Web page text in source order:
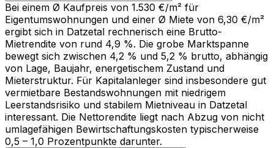
Bei einem Ø Kaufpreis von 1.530 €/m² für
Eigentumswohnungen und einer Ø Miete von 6,30 €/m²
ergibt sich in Datzetal rechnerisch eine Brutto-
Mietrendite von rund 4,9 %. Die grobe Marktspanne
bewegt sich zwischen 4,2 % und 5,2 % brutto, abhängig
von Lage, Baujahr, energetischem Zustand und
Mieterstruktur. Für Kapitalanleger sind insbesondere gut
vermietbare Bestandswohnungen mit niedrigem
Leerstandsrisiko und stabilem Mietniveau in Datzetal
interessant. Die Nettorendite liegt nach Abzug von nicht
umlagefähigen Bewirtschaftungskosten typischerweise
0,5 – 1,0 Prozentpunkte darunter.